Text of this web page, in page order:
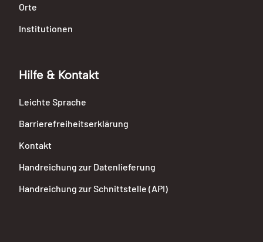
Orte
Institutionen
Hilfe & Kontakt
Leichte Sprache
Barrierefreiheitserklärung
Kontakt
Handreichung zur Datenlieferung
Handreichung zur Schnittstelle (API)